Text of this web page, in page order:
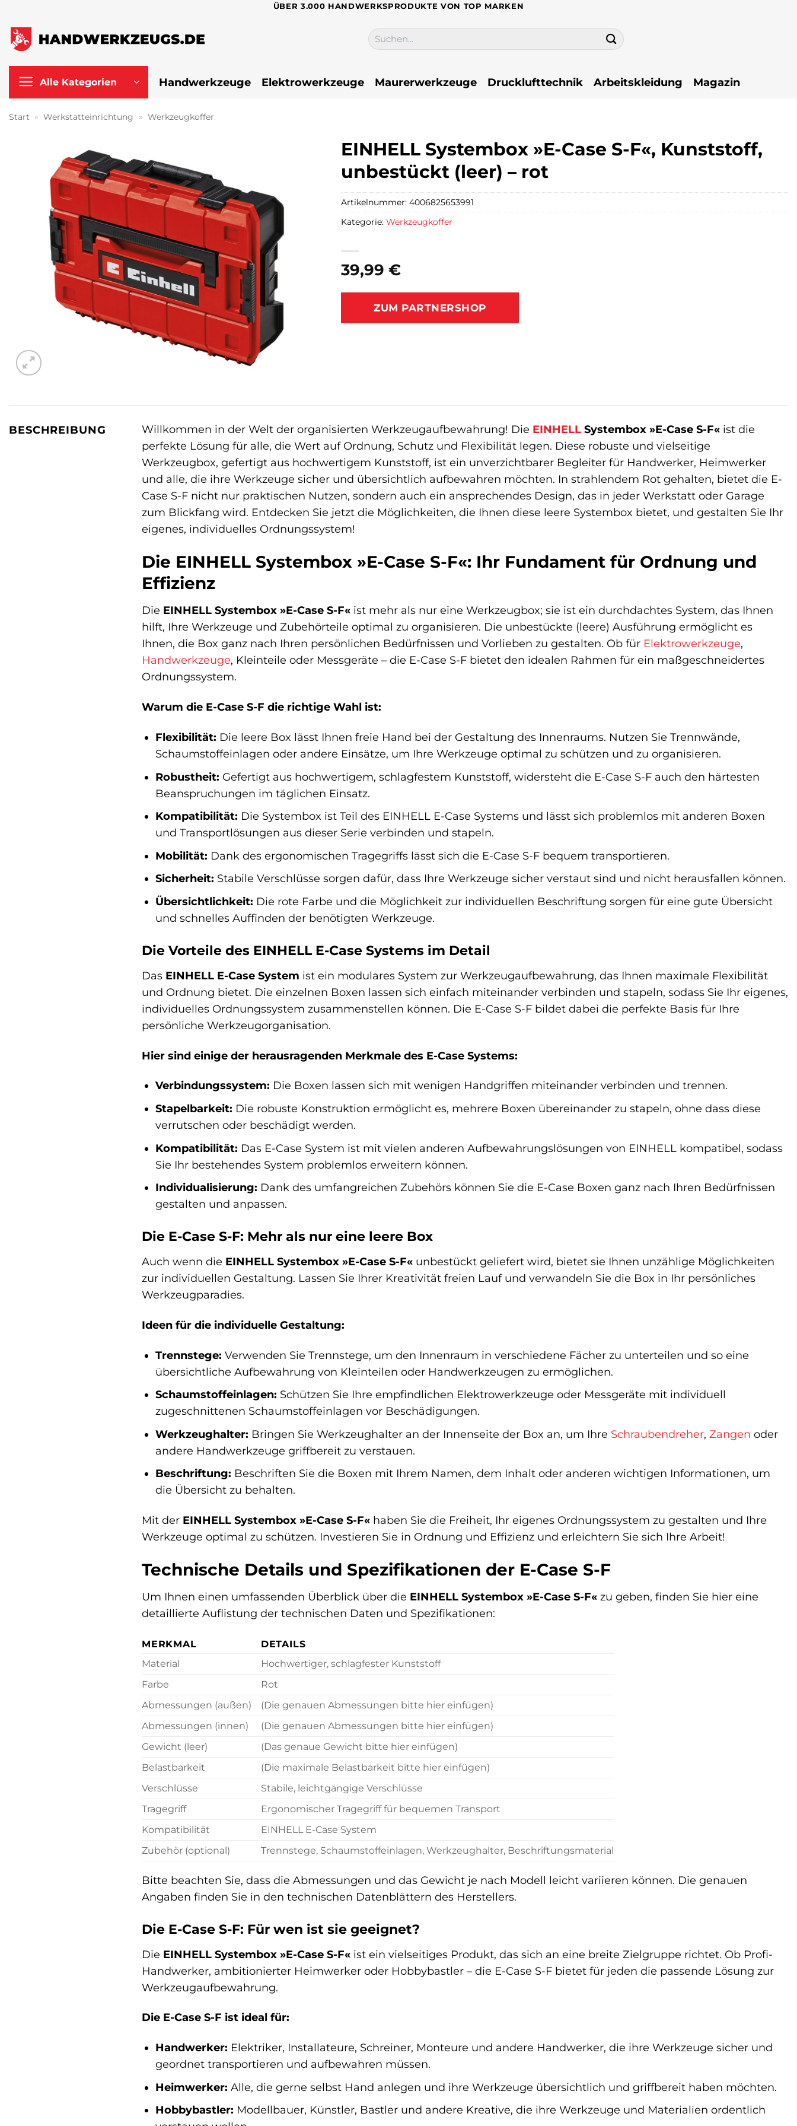
springen
ÜBER 3.000 HANDWERKSPRODUKTE VON TOP MARKEN
Suchen
nach:
Alle Kategorien Handwerkzeuge Elektrowerkzeuge Maurerwerkzeuge Drucklufttechnik Arbeitskleidung Magazin
Start » Werkstatteinrichtung » Werkzeugkoffer
EINHELL Systembox »E-Case S-F«, Kunststoff,
unbestückt (leer) – rot
39,99 €
ZUM PARTNERSHOP
Artikelnummer: 4006825653991
Kategorie: Werkzeugkoffer
BESCHREIBUNG Willkommen in der Welt der organisierten Werkzeugaufbewahrung! Die EINHELL Systembox »E-Case S-F« ist die
perfekte Lösung für alle, die Wert auf Ordnung, Schutz und Flexibilität legen. Diese robuste und vielseitige
Werkzeugbox, gefertigt aus hochwertigem Kunststoff, ist ein unverzichtbarer Begleiter für Handwerker, Heimwerker
und alle, die ihre Werkzeuge sicher und übersichtlich aufbewahren möchten. In strahlendem Rot gehalten, bietet die E-
Case S-F nicht nur praktischen Nutzen, sondern auch ein ansprechendes Design, das in jeder Werkstatt oder Garage
zum Blickfang wird. Entdecken Sie jetzt die Möglichkeiten, die Ihnen diese leere Systembox bietet, und gestalten Sie Ihr
eigenes, individuelles Ordnungssystem!
Die EINHELL Systembox »E-Case S-F«: Ihr Fundament für Ordnung und
Effizienz
Die EINHELL Systembox »E-Case S-F« ist mehr als nur eine Werkzeugbox; sie ist ein durchdachtes System, das Ihnen
hilft, Ihre Werkzeuge und Zubehörteile optimal zu organisieren. Die unbestückte (leere) Ausführung ermöglicht es
Ihnen, die Box ganz nach Ihren persönlichen Bedürfnissen und Vorlieben zu gestalten. Ob für Elektrowerkzeuge,
Handwerkzeuge, Kleinteile oder Messgeräte – die E-Case S-F bietet den idealen Rahmen für ein maßgeschneidertes
Ordnungssystem.
Warum die E-Case S-F die richtige Wahl ist:
Flexibilität: Die leere Box lässt Ihnen freie Hand bei der Gestaltung des Innenraums. Nutzen Sie Trennwände,
Schaumstoffeinlagen oder andere Einsätze, um Ihre Werkzeuge optimal zu schützen und zu organisieren.
Robustheit: Gefertigt aus hochwertigem, schlagfestem Kunststoff, widersteht die E-Case S-F auch den härtesten
Beanspruchungen im täglichen Einsatz.
Kompatibilität: Die Systembox ist Teil des EINHELL E-Case Systems und lässt sich problemlos mit anderen Boxen
und Transportlösungen aus dieser Serie verbinden und stapeln.
Mobilität: Dank des ergonomischen Tragegriffs lässt sich die E-Case S-F bequem transportieren.
Sicherheit: Stabile Verschlüsse sorgen dafür, dass Ihre Werkzeuge sicher verstaut sind und nicht herausfallen können.
Übersichtlichkeit: Die rote Farbe und die Möglichkeit zur individuellen Beschriftung sorgen für eine gute Übersicht
und schnelles Auffinden der benötigten Werkzeuge.
Die Vorteile des EINHELL E-Case Systems im Detail
Das EINHELL E-Case System ist ein modulares System zur Werkzeugaufbewahrung, das Ihnen maximale Flexibilität
und Ordnung bietet. Die einzelnen Boxen lassen sich einfach miteinander verbinden und stapeln, sodass Sie Ihr eigenes,
individuelles Ordnungssystem zusammenstellen können. Die E-Case S-F bildet dabei die perfekte Basis für Ihre
persönliche Werkzeugorganisation.
Hier sind einige der herausragenden Merkmale des E-Case Systems:
Verbindungssystem: Die Boxen lassen sich mit wenigen Handgriffen miteinander verbinden und trennen.
Stapelbarkeit: Die robuste Konstruktion ermöglicht es, mehrere Boxen übereinander zu stapeln, ohne dass diese
verrutschen oder beschädigt werden.
Kompatibilität: Das E-Case System ist mit vielen anderen Aufbewahrungslösungen von EINHELL kompatibel, sodass
Sie Ihr bestehendes System problemlos erweitern können.
Individualisierung: Dank des umfangreichen Zubehörs können Sie die E-Case Boxen ganz nach Ihren Bedürfnissen
gestalten und anpassen.
Die E-Case S-F: Mehr als nur eine leere Box
Auch wenn die EINHELL Systembox »E-Case S-F« unbestückt geliefert wird, bietet sie Ihnen unzählige Möglichkeiten
zur individuellen Gestaltung. Lassen Sie Ihrer Kreativität freien Lauf und verwandeln Sie die Box in Ihr persönliches
Werkzeugparadies.
Ideen für die individuelle Gestaltung:
Trennstege: Verwenden Sie Trennstege, um den Innenraum in verschiedene Fächer zu unterteilen und so eine
übersichtliche Aufbewahrung von Kleinteilen oder Handwerkzeugen zu ermöglichen.
Schaumstoffeinlagen: Schützen Sie Ihre empfindlichen Elektrowerkzeuge oder Messgeräte mit individuell
zugeschnittenen Schaumstoffeinlagen vor Beschädigungen.
Werkzeughalter: Bringen Sie Werkzeughalter an der Innenseite der Box an, um Ihre Schraubendreher, Zangen oder
andere Handwerkzeuge griffbereit zu verstauen.
Beschriftung: Beschriften Sie die Boxen mit Ihrem Namen, dem Inhalt oder anderen wichtigen Informationen, um
die Übersicht zu behalten.
Mit der EINHELL Systembox »E-Case S-F« haben Sie die Freiheit, Ihr eigenes Ordnungssystem zu gestalten und Ihre
Werkzeuge optimal zu schützen. Investieren Sie in Ordnung und Effizienz und erleichtern Sie sich Ihre Arbeit!
Technische Details und Spezifikationen der E-Case S-F
Um Ihnen einen umfassenden Überblick über die EINHELL Systembox »E-Case S-F« zu geben, finden Sie hier eine
detaillierte Auflistung der technischen Daten und Spezifikationen:
MERKMAL
DETAILS
Material
Hochwertiger, schlagfester Kunststoff
Farbe
Rot
Abmessungen (außen)
(Die genauen Abmessungen bitte hier einfügen)
Abmessungen (innen)
(Die genauen Abmessungen bitte hier einfügen)
Gewicht (leer)
(Das genaue Gewicht bitte hier einfügen)
Belastbarkeit
(Die maximale Belastbarkeit bitte hier einfügen)
Verschlüsse
Stabile, leichtgängige Verschlüsse
Tragegriff
Ergonomischer Tragegriff für bequemen Transport
Kompatibilität
EINHELL E-Case System
Zubehör (optional)
Trennstege, Schaumstoffeinlagen, Werkzeughalter, Beschriftungsmaterial
Bitte beachten Sie, dass die Abmessungen und das Gewicht je nach Modell leicht variieren können. Die genauen
Angaben finden Sie in den technischen Datenblättern des Herstellers.
Die E-Case S-F: Für wen ist sie geeignet?
Die EINHELL Systembox »E-Case S-F« ist ein vielseitiges Produkt, das sich an eine breite Zielgruppe richtet. Ob Profi-
Handwerker, ambitionierter Heimwerker oder Hobbybastler – die E-Case S-F bietet für jeden die passende Lösung zur
Werkzeugaufbewahrung.
Die E-Case S-F ist ideal für:
Handwerker: Elektriker, Installateure, Schreiner, Monteure und andere Handwerker, die ihre Werkzeuge sicher und
geordnet transportieren und aufbewahren müssen.
Heimwerker: Alle, die gerne selbst Hand anlegen und ihre Werkzeuge übersichtlich und griffbereit haben möchten.
Hobbybastler: Modellbauer, Künstler, Bastler und andere Kreative, die ihre Werkzeuge und Materialien ordentlich